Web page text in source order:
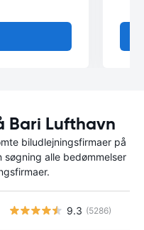
Bari Lufthavn
biludlejningsfirmaer på
søgning alle bedømmelser
9.3 (5286)